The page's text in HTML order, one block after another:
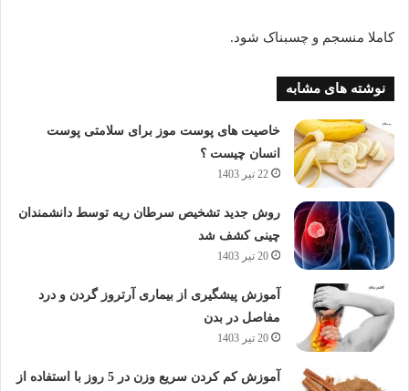
کاملا منسجم و چسبناک شود.
نوشته های مشابه
خاصیت های پوست موز برای سلامتی پوست
انسان چیست ؟
22 تیر 1403
روش جدید تشخیص سرطان ریه توسط دانشمندان
چینی کشف شد
20 تیر 1403
آموزش پیشگیری از بیماری آرتروز گردن و درد
مفاصل در بدن
20 تیر 1403
آموزش کم کردن سریع وزن در 5 روز با استفاده از